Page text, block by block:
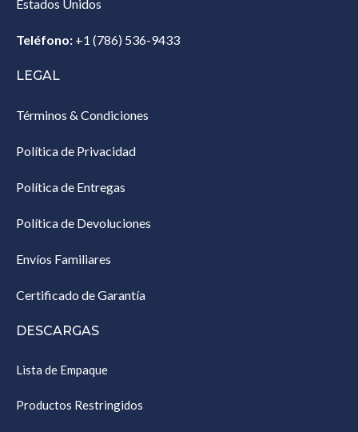
Estados Unidos‎
Teléfono: +1 (786) 536-9433‎
LEGAL
Términos & Condiciones
Política de Privacidad
Política de Entregas
Política de Devoluciones
Envíos Familiares
Certificado de Garantía
DESCARGAS
Lista de Empaque
Productos Restringidos